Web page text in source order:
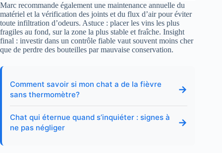
Marc recommande également une maintenance annuelle du
matériel et la vérification des joints et du flux d’air pour éviter
toute infiltration d’odeurs. Astuce : placer les vins les plus
fragiles au fond, sur la zone la plus stable et fraîche. Insight
final : investir dans un contrôle fiable vaut souvent moins cher
que de perdre des bouteilles par mauvaise conservation.
Comment savoir si mon chat a de la fièvre
sans thermomètre?
→
Chat qui éternue quand s’inquiéter : signes à
ne pas négliger
→